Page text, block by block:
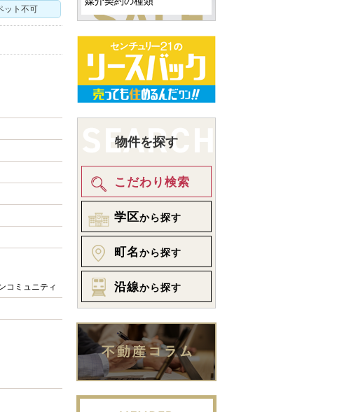
ット不可
コミュニティ
物件を探す
こだわり検索
学区から探す
町名から探す
沿線から探す